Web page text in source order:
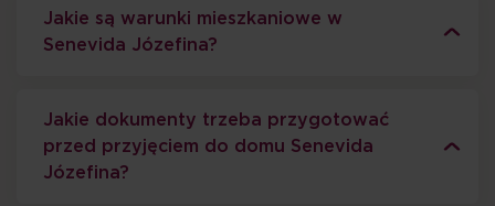
Jakie są warunki mieszkaniowe w
Senevida Józefina?
Jakie dokumenty trzeba przygotować
przed przyjęciem do domu Senevida
Józefina?